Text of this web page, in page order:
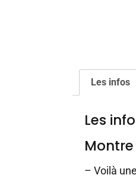
Les infos
Les
– Voilà